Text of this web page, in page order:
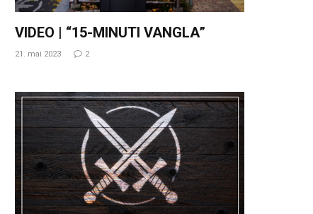
VIDEO | “15-MINUTI VANGLA”
21. mai 2023 2